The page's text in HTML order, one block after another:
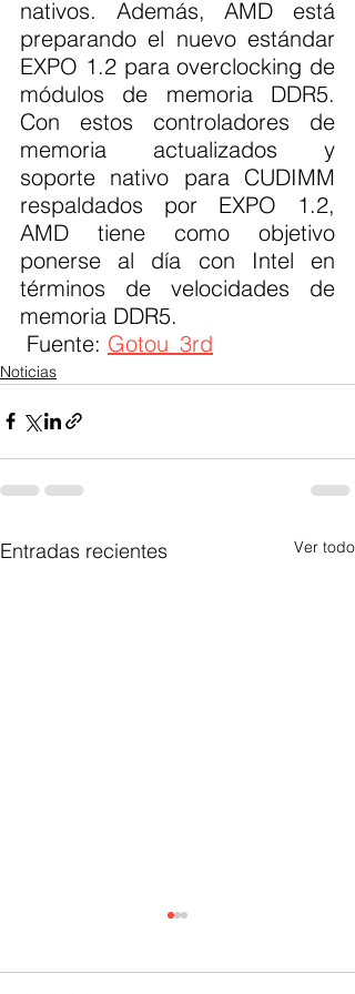
nativos. Además, AMD está
preparando el nuevo estándar
EXPO 1.2 para overclocking de
módulos de memoria DDR5.
Con estos controladores de
memoria actualizados y
soporte nativo para CUDIMM
respaldados por EXPO 1.2,
AMD tiene como objetivo
ponerse al día con Intel en
términos de velocidades de
memoria DDR5.
Fuente: Gotou_3rd
Noticias
Entradas recientes Ver todo